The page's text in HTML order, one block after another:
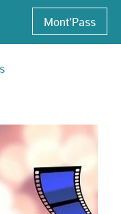
Mont'Pass